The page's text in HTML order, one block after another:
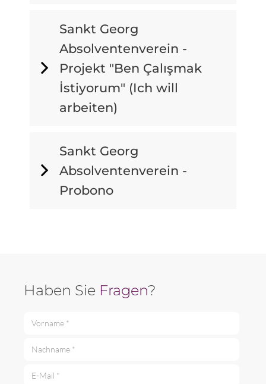
Sankt Georg
Absolventenverein -
Projekt "Ben Çalışmak
İstiyorum" (Ich will
arbeiten)
Sankt Georg
Absolventenverein -
Probono
Haben Sie Fragen?